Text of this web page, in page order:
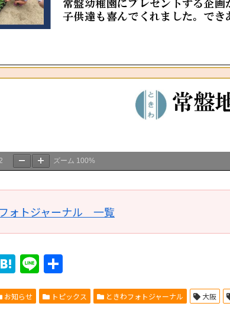
2 ズーム 100%
ォトジャーナル 一覧
H
at
e
Li
n
e
有
お知らせ トピックス ときわフォトジャーナル 大阪